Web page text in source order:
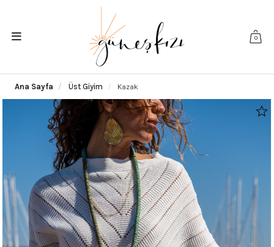
0
Ana Sayfa Üst Giyim Kazak